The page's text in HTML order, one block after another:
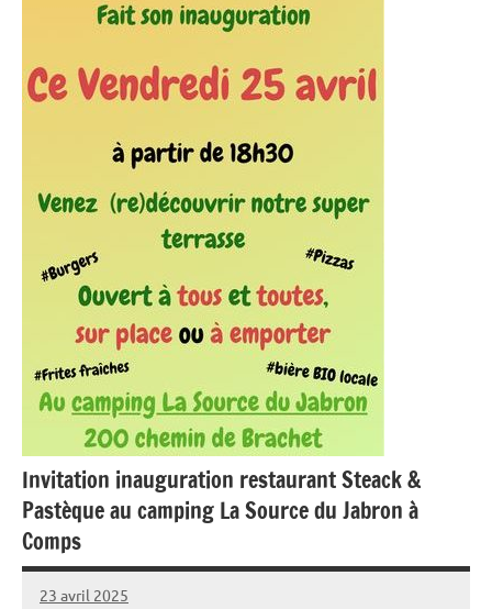
Invitation inauguration restaurant Steack &
Pastèque au camping La Source du Jabron à
Comps
23 avril 2025